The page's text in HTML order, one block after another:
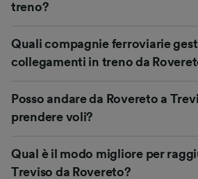
treno?
Quali compagnie ferroviarie
collegamenti in treno da
Posso andare da Rovereto a
prendere voli?
Qual è il modo migliore per
Treviso da Rovereto?